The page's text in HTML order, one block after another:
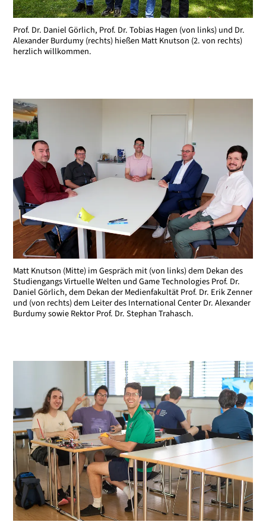
Prof. Dr. Daniel Görlich, Prof. Dr. Tobias Hagen (von links) und Dr.
Alexander Burdumy (rechts) hießen Matt Knutson (2. von rechts)
herzlich willkommen.
Matt Knutson (Mitte) im Gespräch mit (von links) dem Dekan des
Studiengangs Virtuelle Welten und Game Technologies Prof. Dr.
Daniel Görlich, dem Dekan der Medienfakultät Prof. Dr. Erik Zenner
und (von rechts) dem Leiter des International Center Dr. Alexander
Burdumy sowie Rektor Prof. Dr. Stephan Trahasch.